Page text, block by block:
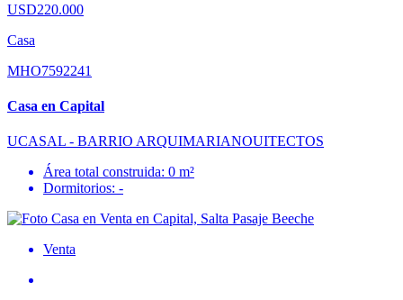
USD220.000
Casa
MHO7592241
Casa en Capital
UCASAL - BARRIO ARQUIMARIANOUITECTOS
Área total construida: 0 m²
Dormitorios: -
Venta